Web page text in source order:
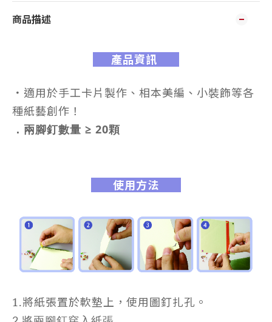
商品描述
產品資訊
． 適用於手工卡片製作、相本美編、小裝飾等各
種紙藝創作！
．兩腳釘數量 ≥ 20顆
使用方法
1.將紙張置於軟墊上，使用圖釘扎孔。